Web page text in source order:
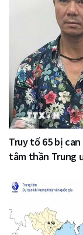
Truy tố 65 bị can
tâm thần Trung